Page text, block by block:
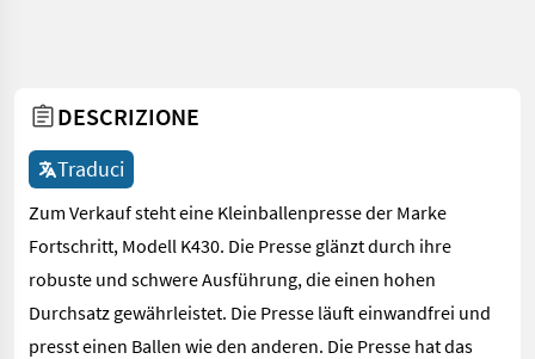
DESCRIZIONE
Traduci
Zum Verkauf steht eine Kleinballenpresse der Marke
Fortschritt, Modell K430. Die Presse glänzt durch ihre
robuste und schwere Ausführung, die einen hohen
Durchsatz gewährleistet. Die Presse läuft einwandfrei und
presst einen Ballen wie den anderen. Die Presse hat das